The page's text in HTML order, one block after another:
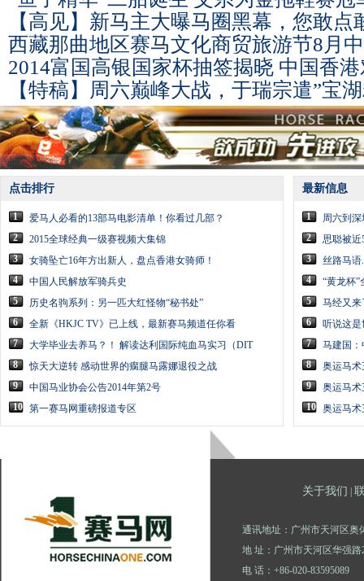
【高见】新马主大曝马圈黑幕，您敢点
西藏那曲地区赛马文化商贸旅游节8月
2014富国高银国家杯抽签揭晓 中国香
【特稿】周六巅峰大战，于瑞宗遣”宝
点击排行
1
爱马人必看的13部马电影清单！你看过几部？
2
2015全球经典一级赛视频大集锦
3
女骑坠亡16年方出新人，盘点香港女骑师！
4
中国人民解放军骑兵史
5
历史名驹系列：另一匹大红怪物“秘书处”
6
全新《HKJC TV》已上线，最新赛马频道任你看
7
大学毕业去养马？！ 解读达利国际纯血马实习（DIT
8
惊天大逆转 感动世界的瘸腿马露娜退役之战
9
中国马业协会公告2014年第2号
10 第一赛马网重磅报道专区
最新信息
1
周六到
2
思聪被近
3
丝路马语
4
“黄龙杯
5
马经又来
6
听说这是
7
马建国：
8
奥运马术
9
奥运马术
10 奥运马术
关于我们
通讯地址：广州市天河区奥
地 址：广州市天河区华强路
电 话：+86-020-83595089